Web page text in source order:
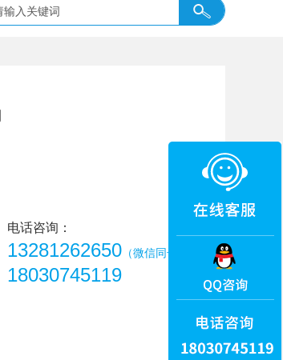
电话咨询：
13281262650（微信同号）
18030745119